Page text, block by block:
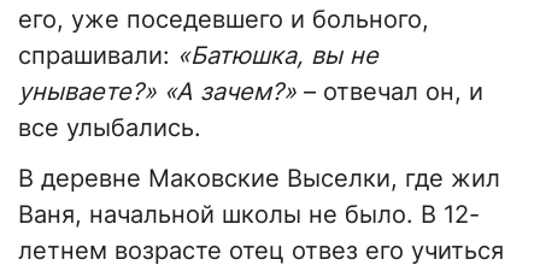
его, уже поседевшего и больного,
спрашивали: «Батюшка, вы не
унываете?» «А зачем?» – отвечал он, и
все улыбались.
В деревне Маковские Выселки, где жил
Ваня, начальной школы не было. В 12-
летнем возрасте отец отвез его учиться